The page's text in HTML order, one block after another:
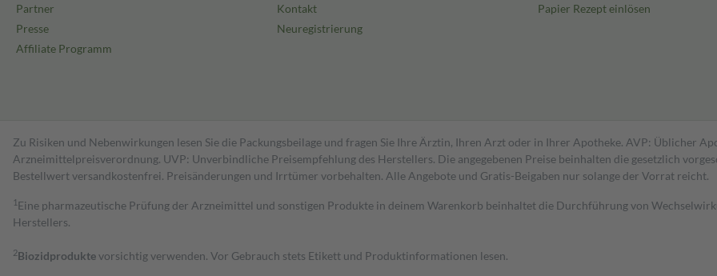
Partner
Presse
Affiliate Programm
Kontakt
Neuregistrierung
Papier Rezept einlösen
Zu Risiken und Nebenwirkungen lesen Sie die Packungsbeilage und fragen Sie Ihre Ärztin, Ihren Arzt oder in Ihrer Apotheke. AVP: Üblicher
Arzneimittelpreisverordnung. UVP: Unverbindliche Preisempfehlung des Herstellers. Die angegebenen Preise beinhalten die gesetzlich
Bestell­wert versand­kosten­frei. Preisänderungen und Irrtümer vorbehalten. Alle Angebote und Gratis-Beigaben nur solange der Vorrat reicht.
1 Eine pharmazeutische Prüfung der Arzneimittel und sonstigen Produkte in deinem Warenkorb beinhaltet die Durchführung von
Herstellers.
2Biozidproduktevorsichtig verwenden. Vor Gebrauch stets Etikett und Produktinformationen lesen.